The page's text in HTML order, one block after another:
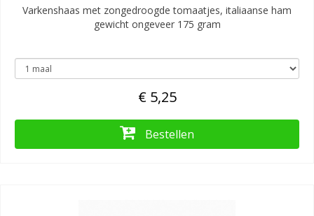
Varkenshaas met zongedroogde tomaatjes, italiaanse ham
gewicht ongeveer 175 gram
€ 5,25
Bestellen